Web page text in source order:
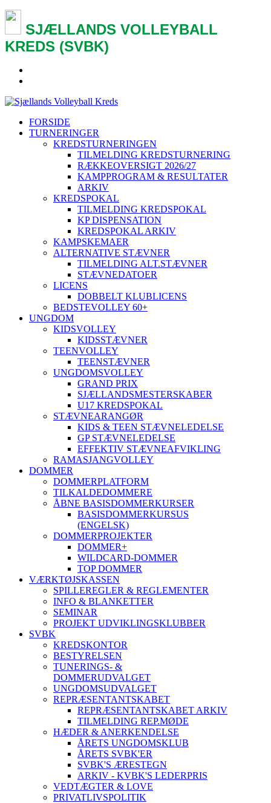
SJÆLLANDS VOLLEYBALL
KREDS (SVBK)
FORSIDE
TURNERINGER
KREDSTURNERINGEN
TILMELDING KREDSTURNERING
RÆKKEOVERSIGT 2026/27
KAMPPROGRAM & RESULTATER
ARKIV
KREDSPOKAL
TILMELDING KREDSPOKAL
KP DISPENSATION
KREDSPOKAL ARKIV
KAMPSKEMAER
ALTERNATIVE STÆVNER
TILMELDING ALT.STÆVNER
STÆVNEDATOER
LICENS
DOBBELT KLUBLICENS
BEDSTEVOLLEY 60+
UNGDOM
KIDSVOLLEY
KIDSSTÆVNER
TEENVOLLEY
TEENSTÆVNER
UNGDOMSVOLLEY
GRAND PRIX
SJÆLLANDSMESTERSKABER
U17 KREDSPOKAL
STÆVNEARANGØR
KIDS & TEEN STÆVNELEDELSE
GP STÆVNELEDELSE
EFFEKTIV STÆVNEAFVIKLING
RAMASJANGVOLLEY
DOMMER
DOMMERPLATFORM
TILKALDEDOMMERE
ÅBNE BASISDOMMERKURSER
BASISDOMMERKURSUS
(ENGELSK)
DOMMERPROJEKTER
DOMMER+
WILDCARD-DOMMER
TOP DOMMER
VÆRKTØJSKASSEN
SPILLEREGLER & REGLEMENTER
INFO & BLANKETTER
SEMINAR
PROJEKT UDVIKLINGSKLUBBER
SVBK
KREDSKONTOR
BESTYRELSEN
TUNERINGS- &
DOMMERUDVALGET
UNGDOMSUDVALGET
REPRÆSENTANTSKABET
REPRÆSENTANTSKABET ARKIV
TILMELDING REP.MØDE
HÆDER & ANERKENDELSE
ÅRETS UNGDOMSKLUB
ÅRETS SVBK'ER
SVBK'S ÆRESTEGN
ARKIV - KVBK'S LEDERPRIS
VEDTÆGTER & LOVE
PRIVATLIVSPOLITIK